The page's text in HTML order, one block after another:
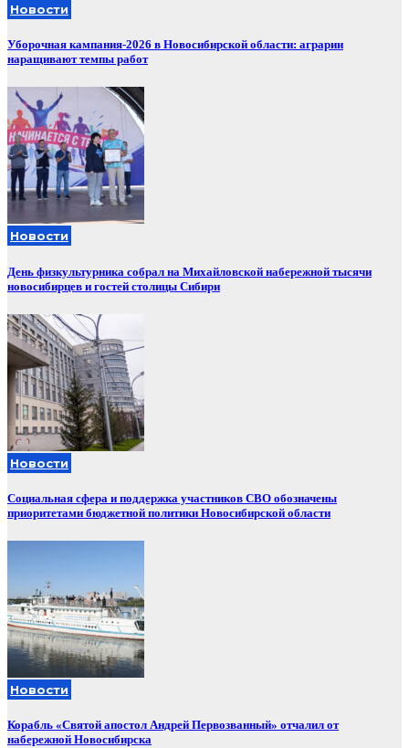
Новости
Уборочная кампания‑2026 в Новосибирской области: аграрии
наращивают темпы работ
Новости
День физкультурника собрал на Михайловской набережной тысячи
новосибирцев и гостей столицы Сибири
Новости
Социальная сфера и поддержка участников СВО обозначены
приоритетами бюджетной политики Новосибирской области
Новости
Корабль «Святой апостол Андрей Первозванный» отчалил от
набережной Новосибирска